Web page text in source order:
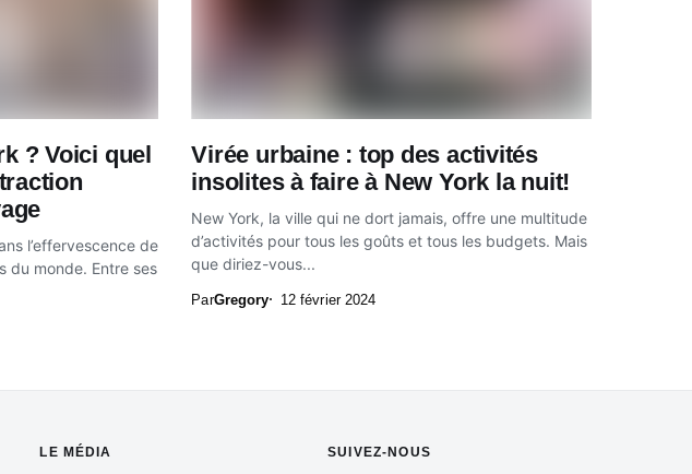
? Voici quel
l’effervescence de
du monde. Entre ses
Virée urbaine : top des activités
insolites à faire à New York la nuit!
New York, la ville qui ne dort jamais, offre une multitude
d’activités pour tous les goûts et tous les budgets. Mais
que diriez-vous...
ParGregory 12 février 2024
LE MÉDIA SUIVEZ-NOUS